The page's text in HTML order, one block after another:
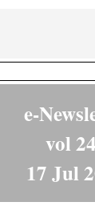
e-
vol
17 Jul